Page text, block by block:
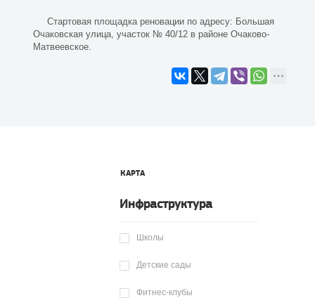
Стартовая площадка реновации по адресу: Большая
Очаковская улица, участок № 40/12 в районе Очаково-
Матвеевское.
КАРТА
Инфраструктура
Школы
Детские сады
Фитнес-клубы